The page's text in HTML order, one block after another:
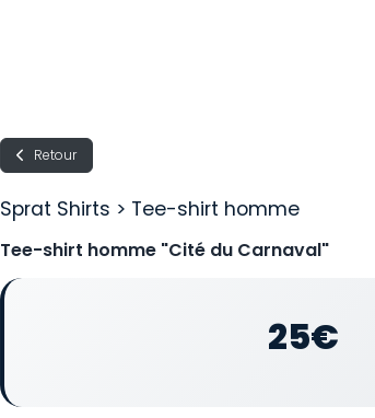
Retour
Sprat Shirts > Tee-shirt homme
Tee-shirt homme "Cité du Carnaval"
25€